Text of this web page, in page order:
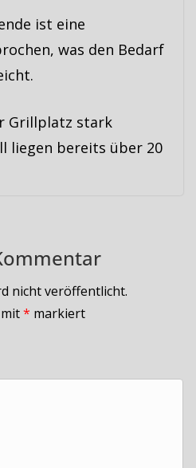
ist eine
was den Bedarf
Grillplatz stark
liegen bereits über 20
nicht veröffentlicht.
* markiert